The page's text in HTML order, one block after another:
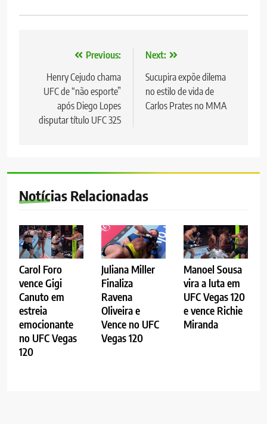
Navegação
Post
Previous:
Henry Cejudo chama
UFC de “não esporte”
após Diego Lopes
disputar título UFC 325
Next:
Sucupira expõe dilema
no estilo de vida de
Carlos Prates no MMA
Notícias Relacionadas
Carol Foro
vence Gigi
Canuto em
estreia
emocionante
no UFC Vegas
120
Juliana Miller
Finaliza
Ravena
Oliveira e
Vence no UFC
Vegas 120
Manoel Sousa
vira a luta em
UFC Vegas 120
e vence Richie
Miranda